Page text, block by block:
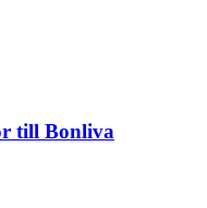
till Bonliva